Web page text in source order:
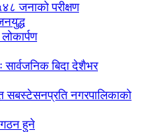
जनाको परीक्षण
सार्वजनिक बिदा देशैभर
सबस्टेसनप्रति नगरपालिकाको
गठन हुने